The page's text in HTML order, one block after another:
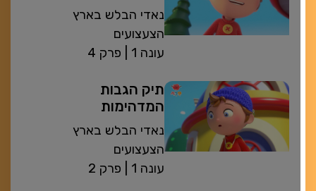
נאדי הבלש בארץ
הצעצועים
פרק 4
| עונה 1
תיק הגבות
המדהימות
נאדי הבלש בארץ
הצעצועים
פרק 2
| עונה 1